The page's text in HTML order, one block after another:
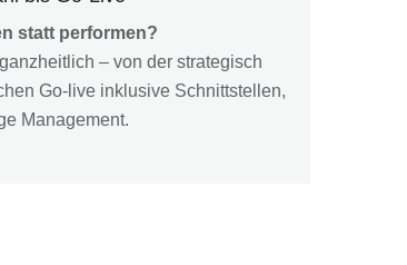
statt performen?
– von der strategisch
Go-live inklusive Schnittstellen,
Management.